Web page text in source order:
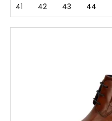
41 42 43 44